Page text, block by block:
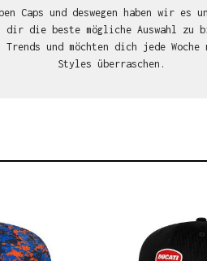
Caps und deswegen haben wir es
dir die beste mögliche Auswahl zu
Trends und möchten dich jede Woche
Styles überraschen.